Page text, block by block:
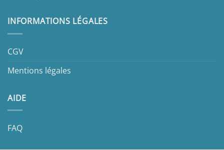
INFORMATIONS LÉGALES
CGV
Mentions légales
AIDE
FAQ